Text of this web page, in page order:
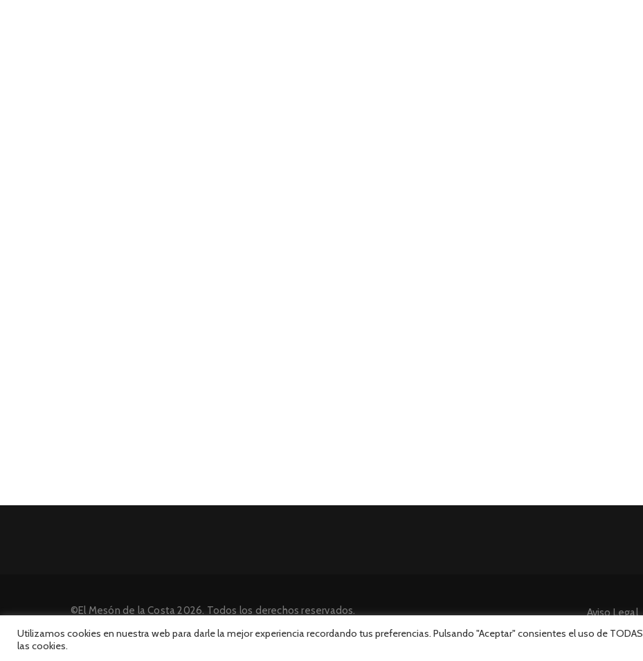
©El Mesón de la Costa 2026. Todos los derechos reservados.
Desarrollado por INFORmedia
Aviso Legal
Utilizamos cookies en nuestra web para darle la mejor experiencia recordando tus preferencias. Pulsando "Aceptar" consientes el uso de TODAS
las cookies.